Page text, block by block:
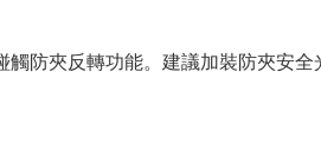
防夾反轉功能。建議加裝防夾安全